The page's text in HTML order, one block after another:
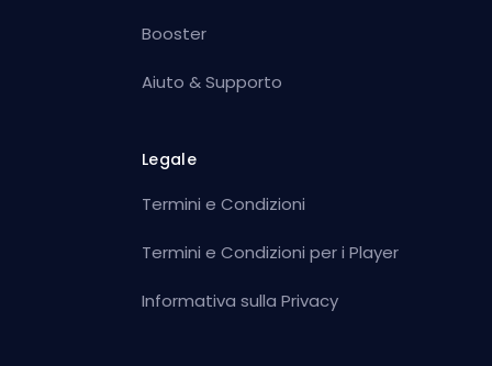
Booster
Aiuto & Supporto
Legale
Termini e Condizioni
Termini e Condizioni per i Player
Informativa sulla Privacy